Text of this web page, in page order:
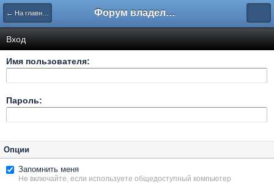
← На главную Форум владельцев интернет-магазинов
Вход
Имя пользователя:
Пароль:
Опции
Запомнить меня
Не включайте, если используете общедоступный компьютер